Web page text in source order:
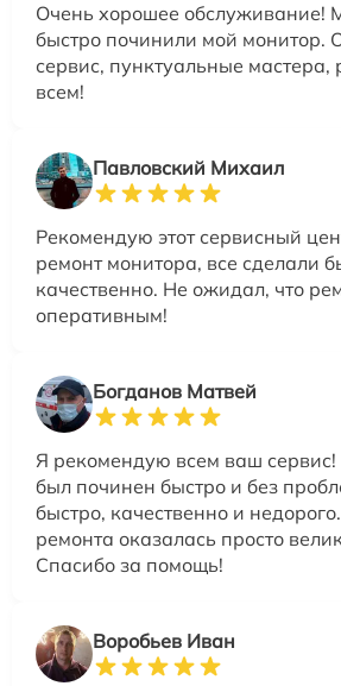
Очень хорошее обслуживание!
быстро починили мой монитор.
сервис, пунктуальные
всем!
Павловский Михаил
Рекомендую этот сервисный
ремонт монитора, все сделали
качественно. Не ожидал, что
оперативным!
Богданов Матвей
Я рекомендую всем ваш
был починен быстро и без
быстро, качественно и
ремонта оказалась просто
Спасибо за помощь!
Воробьев Иван